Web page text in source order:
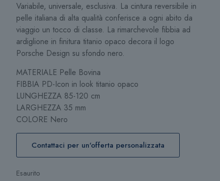
Variabile, universale, esclusiva. La cintura reversibile in
pelle italiana di alta qualità conferisce a ogni abito da
viaggio un tocco di classe. La rimarchevole fibbia ad
ardiglione in finitura titanio opaco decora il logo
Porsche Design su sfondo nero.
MATERIALE Pelle Bovina
FIBBIA PD-Icon in look titanio opaco
LUNGHEZZA 85-120 cm
LARGHEZZA 35 mm
COLORE Nero
Contattaci per un'offerta personalizzata
Esaurito